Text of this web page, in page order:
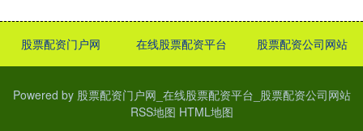
股票配资门户网 在线股票配资平台 股票配资公司网站
Powered by 股票配资门户网_在线股票配资平台_股票配资公司网站
RSS地图 HTML地图